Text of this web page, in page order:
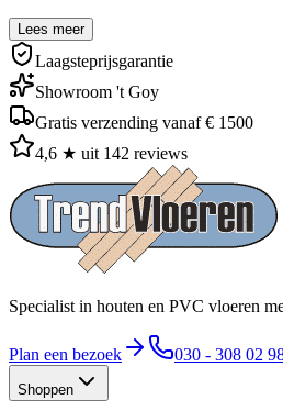
Lees meer
Laagsteprijsgarantie
Showroom 't Goy
Gratis verzending vanaf € 1500
4,6 ★ uit 142 reviews
Specialist in houten en PVC vloeren
Plan een bezoek 030 - 308 02
Shoppen